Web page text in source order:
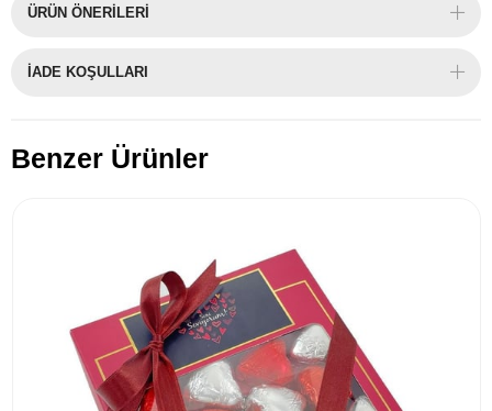
ÜRÜN ÖNERILERI
İADE KOŞULLARI
Benzer Ürünler